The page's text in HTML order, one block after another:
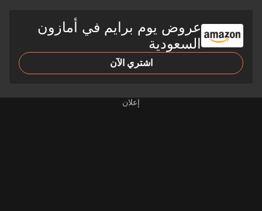
عروض يوم برايم في أمازون
السعودية
اشتري الآن